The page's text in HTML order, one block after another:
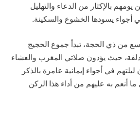
بالإكثار من الدعاء والتهليل
أجواء يسودها الخشوع والسكينة.
من ذي الحجة، تبدأ جموع الحجيج
حيث يؤدون صلاتي المغرب والعشاء
في أجواء إيمانية عامرة بالذكر
أنعم به عليهم من أداء هذا الركن